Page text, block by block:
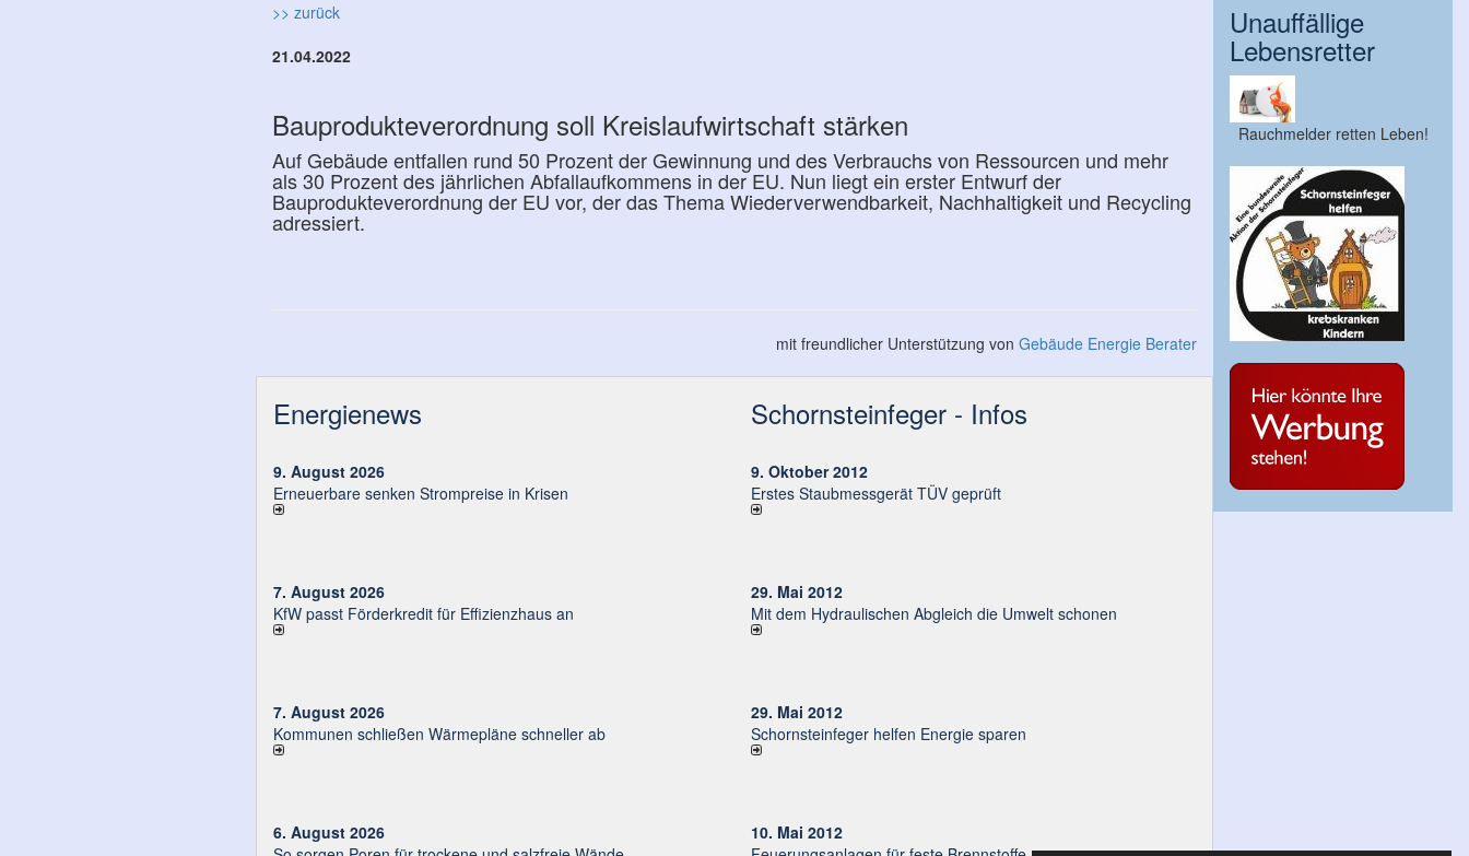
>> zurück
21.04.2022
Bauprodukteverordnung soll Kreislaufwirtschaft stärken
Auf Gebäude entfallen rund 50 Prozent der Gewinnung und des Verbrauchs von Ressourcen und mehr
als 30 Prozent des jährlichen Abfallaufkommens in der EU. Nun liegt ein erster Entwurf der
Bauprodukteverordnung der EU vor, der das Thema Wiederverwendbarkeit, Nachhaltigkeit und Recycling
adressiert.
mit freundlicher Unterstützung von Gebäude Energie Berater
Energienews
9. August 2026
Erneuerbare senken Strompreise in Krisen
7. August 2026
KfW passt Förderkredit für Effizienzhaus an
7. August 2026
Kommunen schließen Wärmepläne schneller ab
6. August 2026
Schornsteinfeger - Infos
9. Oktober 2012
Erstes Staubmessgerät TÜV geprüft
29. Mai 2012
Mit dem Hydraulischen Abgleich die Umwelt schonen
29. Mai 2012
Schornsteinfeger helfen Energie sparen
10. Mai 2012
Unauffällige
Lebensretter
Rauchmelder retten Leben!